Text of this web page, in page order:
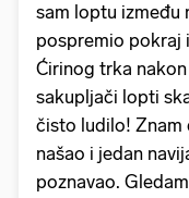
sam loptu između
pospremio pokraj
Ćirinog trka
sakupljači lopti
čisto ludilo! Znam
našao i jedan
poznavao.